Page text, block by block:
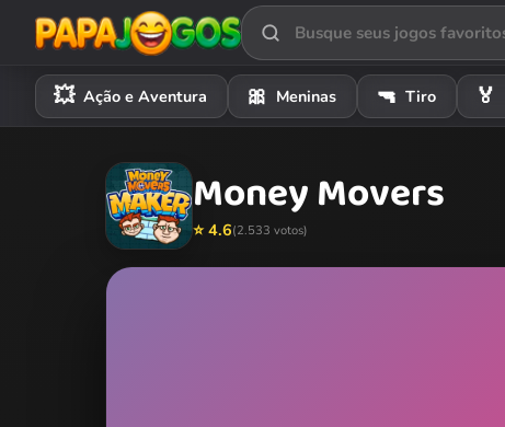
💥 Ação e Aventura 🎀 Meninas 🔫 Tiro 🏅
Money Movers
⭐ 4.6(2.533 votos)